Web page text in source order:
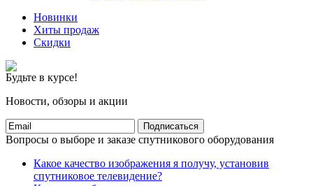
Новинки
Хиты продаж
Скидки
Будьте в курсе!
Новости, обзоры и акции
Подписаться
Вопросы о выборе и заказе спутникового оборудования
Какое качество изображения я получу, установив
спутниковое телевидение?